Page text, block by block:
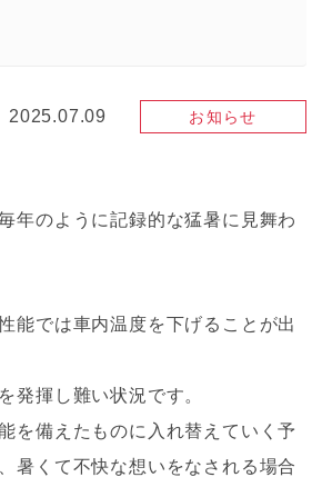
2025.07.09 お知らせ
年のように記録的な猛暑に見舞わ
能では車内温度を下げることが出
発揮し難い状況です。
を備えたものに入れ替えていく予
暑くて不快な想いをなされる場合